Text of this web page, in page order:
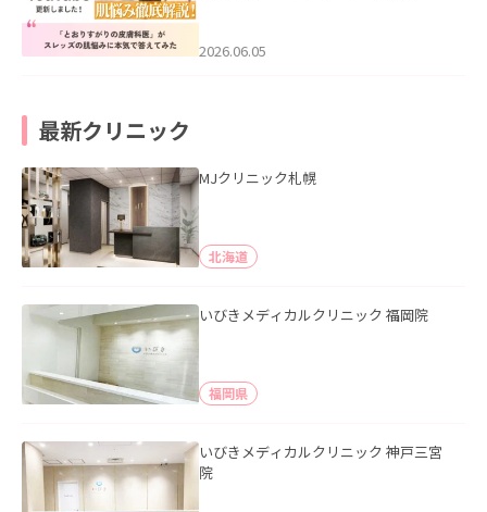
2026.06.05
最新クリニック
MJクリニック札幌
北海道
いびきメディカルクリニック 福岡院
福岡県
いびきメディカルクリニック 神戸三宮
院